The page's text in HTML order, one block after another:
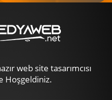
web site tasarımcısı
Hoşgeldiniz.